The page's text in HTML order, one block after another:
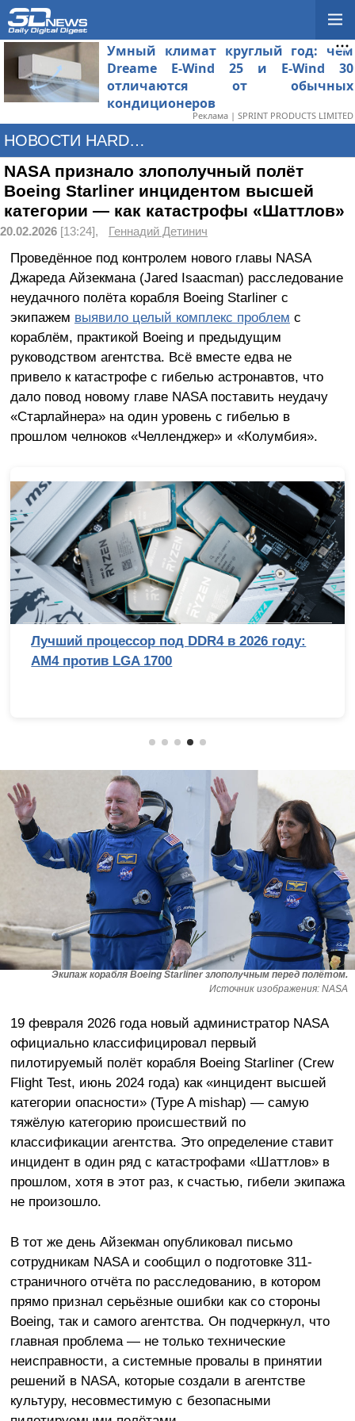
Умный климат круглый год: чем
Dreame E-Wind 25 и E-Wind 30
отличаются от обычных
кондиционеров
Реклама | SPRINT PRODUCTS LIMITED
НОВОСТИ HARDWARE
NASA признало злополучный полёт
Boeing Starliner инцидентом высшей
категории — как катастрофы «Шаттлов»
20.02.2026 [13:24], Геннадий Детинич
Проведённое под контролем нового главы NASA
Джареда Айзекмана (Jared Isaacman) расследование
неудачного полёта корабля Boeing Starliner с
экипажем выявило целый комплекс проблем с
кораблём, практикой Boeing и предыдущим
руководством агентства. Всё вместе едва не
привело к катастрофе с гибелью астронавтов, что
дало повод новому главе NASA поставить неудачу
«Старлайнера» на один уровень с гибелью в
прошлом челноков «Челленджер» и «Колумбия».
процессор под DDR4 в 2026 году:
против LGA 1700
Экипаж корабля Boeing Starliner злополучным перед полётом.
Источник изображения: NASA
19 февраля 2026 года новый администратор NASA
официально классифицировал первый
пилотируемый полёт корабля Boeing Starliner (Crew
Flight Test, июнь 2024 года) как «инцидент высшей
категории опасности» (Type A mishap) — самую
тяжёлую категорию происшествий по
классификации агентства. Это определение ставит
инцидент в один ряд с катастрофами «Шаттлов» в
прошлом, хотя в этот раз, к счастью, гибели экипажа
не произошло.
В тот же день Айзекман опубликовал письмо
сотрудникам NASA и сообщил о подготовке 311-
страничного отчёта по расследованию, в котором
прямо признал серьёзные ошибки как со стороны
Boeing, так и самого агентства. Он подчеркнул, что
главная проблема — не только технические
неисправности, а системные провалы в принятии
решений в NASA, которые создали в агентстве
культуру, несовместимую с безопасными